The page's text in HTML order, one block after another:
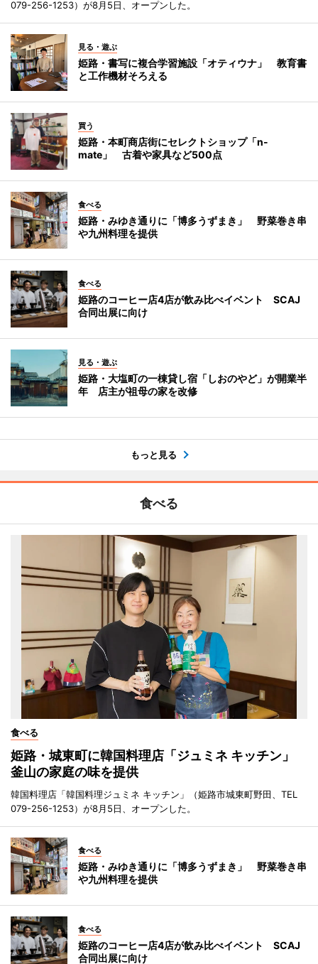
079-256-1253）が8月5日、オープンした。
見る・遊ぶ
姫路・書写に複合学習施設「オティウナ」 教育書
と工作機材そろえる
買う
姫路・本町商店街にセレクトショップ「n-
mate」 古着や家具など500点
食べる
姫路・みゆき通りに「博多うずまき」 野菜巻き串
や九州料理を提供
食べる
姫路のコーヒー店4店が飲み比べイベント SCAJ
合同出展に向け
見る・遊ぶ
姫路・大塩町の一棟貸し宿「しおのやど」が開業半
年 店主が祖母の家を改修
もっと見る
食べる
食べる
姫路・城東町に韓国料理店「ジュミネ キッチン」
釜山の家庭の味を提供
韓国料理店「韓国料理ジュミネ キッチン」（姫路市城東町野田、TEL
079-256-1253）が8月5日、オープンした。
食べる
姫路・みゆき通りに「博多うずまき」 野菜巻き串
や九州料理を提供
食べる
姫路のコーヒー店4店が飲み比べイベント SCAJ
合同出展に向け